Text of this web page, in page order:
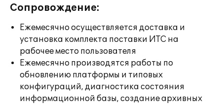
Сопровождение:
Ежемесячно осуществляется доставка и
установка комплекта поставки ИТС на
рабочее место пользователя
Ежемесячно производятся работы по
обновлению платформы и типовых
конфигураций, диагностика состояния
информационной базы, создание архивных